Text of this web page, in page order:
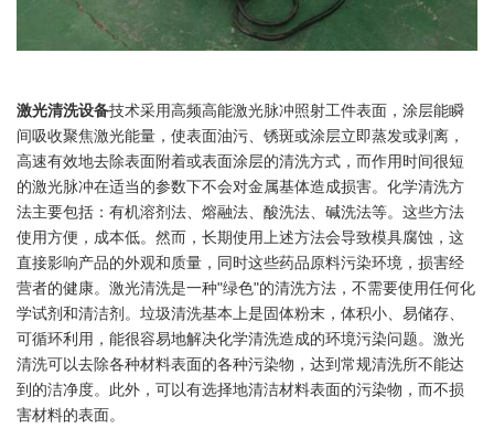
激光清洗设备技术采用高频高能激光脉冲照射工件表面，涂层能瞬
间吸收聚焦激光能量，使表面油污、锈斑或涂层立即蒸发或剥离，
高速有效地去除表面附着或表面涂层的清洗方式，而作用时间很短
的激光脉冲在适当的参数下不会对金属基体造成损害。化学清洗方
法主要包括：有机溶剂法、熔融法、酸洗法、碱洗法等。这些方法
使用方便，成本低。然而，长期使用上述方法会导致模具腐蚀，这
直接影响产品的外观和质量，同时这些药品原料污染环境，损害经
营者的健康。激光清洗是一种"绿色"的清洗方法，不需要使用任何化
学试剂和清洁剂。垃圾清洗基本上是固体粉末，体积小、易储存、
可循环利用，能很容易地解决化学清洗造成的环境污染问题。激光
清洗可以去除各种材料表面的各种污染物，达到常规清洗所不能达
到的洁净度。此外，可以有选择地清洁材料表面的污染物，而不损
害材料的表面。